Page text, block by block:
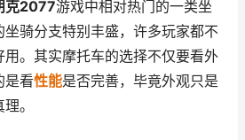
克2077游戏中相对热门的一类坐
骑分支特别丰盛，许多玩家都不
。其实摩托车的选择不仅要看外
是看性能是否完善，毕竟外观只是
。